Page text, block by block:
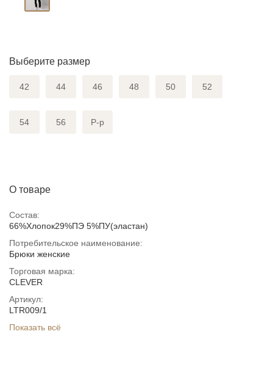
Выберите размер
42 44 46 48 50 52
54 56 Р-р
О товаре
Состав:
66%Хлопок29%ПЭ 5%ПУ(эластан)
Потребительское наименование:
Брюки женские
Торговая марка:
CLEVER
Артикул:
LTR009/1
Показать всё